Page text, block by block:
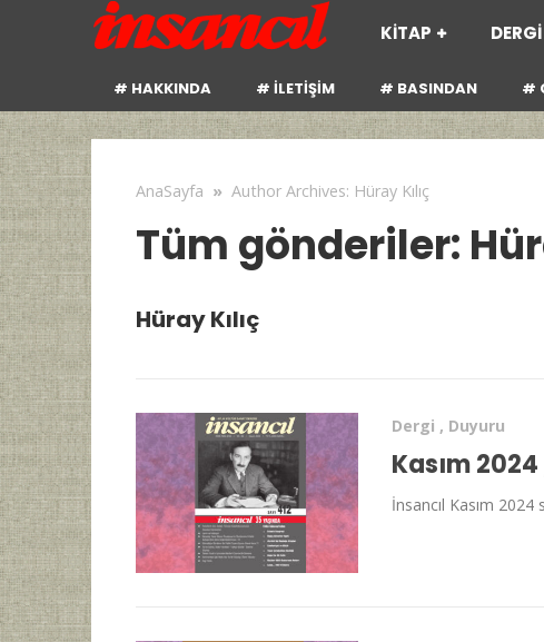
KİTAP DERGİ
# HAKKINDA # İLETİŞİM # BASINDAN #
AnaSayfa » Author Archives: Hüray Kılıç
Tüm gönderiler:
Hüray Kılıç
Dergi , Duyuru
Kasım 2024
İnsancıl Kasım 2024